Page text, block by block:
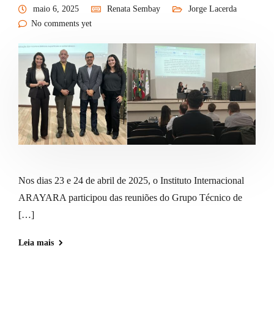
maio 6, 2025 Renata Sembay
Jorge Lacerda
No comments yet
Nos dias 23 e 24 de abril de 2025, o Instituto Internacional
ARAYARA participou das reuniões do Grupo Técnico de
[…]
Leia mais